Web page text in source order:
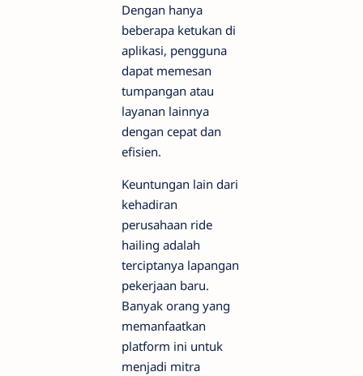
Dengan hanya
beberapa ketukan di
aplikasi, pengguna
dapat memesan
tumpangan atau
layanan lainnya
dengan cepat dan
efisien.
Keuntungan lain dari
kehadiran
perusahaan ride
hailing adalah
terciptanya lapangan
pekerjaan baru.
Banyak orang yang
memanfaatkan
platform ini untuk
menjadi mitra